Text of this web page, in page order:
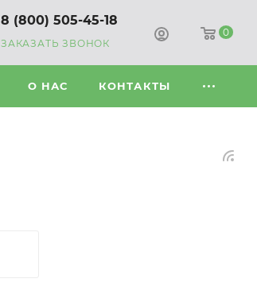
8 (800) 505-45-18
ЗАКАЗАТЬ ЗВОНОК
0
О НАС КОНТАКТЫ